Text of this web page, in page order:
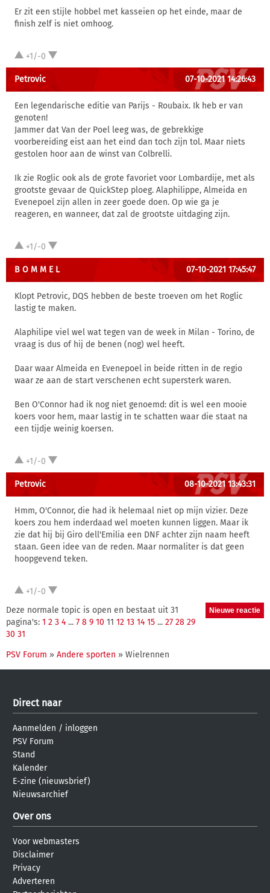
Er zit een stijle hobbel met kasseien op het einde, maar de
finish zelf is niet omhoog.
+1/-0
Petrovic 07-10-2021 14:26:43
Een legendarische editie van Parijs - Roubaix. Ik heb er van
genoten!
Jammer dat Van der Poel leeg was, de gebrekkige
voorbereiding eist aan het eind dan toch zijn tol. Maar niets
gestolen hoor aan de winst van Colbrelli.
Ik zie Roglic ook als de grote favoriet voor Lombardije, met als
grootste gevaar de QuickStep ploeg. Alaphilippe, Almeida en
Evenepoel zijn allen in zeer goede doen. Op wie ga je
reageren, en wanneer, dat zal de grootste uitdaging zijn.
+1/-0
B O M M E L 07-10-2021 17:45:47
Klopt Petrovic, DQS hebben de beste troeven om het Roglic
lastig te maken.
Alaphilipe viel wel wat tegen van de week in Milan - Torino, de
vraag is dus of hij de benen (nog) wel heeft.
Daar waar Almeida en Evenepoel in beide ritten in de regio
waar ze aan de start verschenen echt supersterk waren.
Ben O'Connor had ik nog niet genoemd: dit is wel een mooie
koers voor hem, maar lastig in te schatten waar die staat na
een tijdje weinig koersen.
+1/-0
Petrovic 08-10-2021 13:43:31
Hmm, O'Connor, die had ik helemaal niet op mijn vizier. Deze
koers zou hem inderdaad wel moeten kunnen liggen. Maar ik
zie dat hij bij Giro dell'Emilia een DNF achter zijn naam heeft
staan. Geen idee van de reden. Maar normaliter is dat geen
hoopgevend teken.
+1/-0
Deze normale topic is open en bestaat uit 31
pagina's: 1 2 3 4 ... 7 8 9 10 11 12 13 14 15 ... 27 28 29
30 31
PSV Forum » Andere sporten » Wielrennen
Direct naar
Aanmelden / inloggen
PSV Forum
Stand
Kalender
E-zine (nieuwsbrief)
Nieuwsarchief
Over ons
Voor webmasters
Disclaimer
Privacy
Adverteren